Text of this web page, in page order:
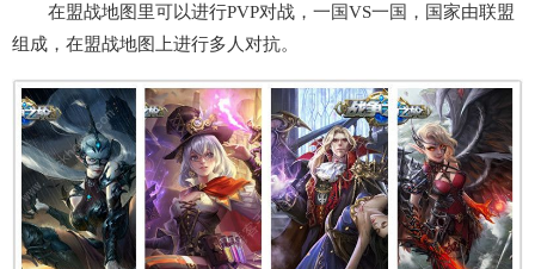
在盟战地图里可以进行PVP对战，一国VS一国，国家由联盟
组成，在盟战地图上进行多人对抗。